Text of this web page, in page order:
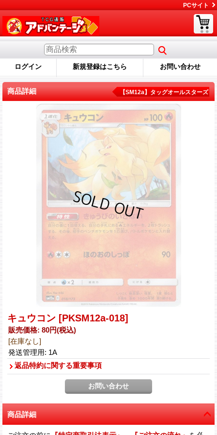
PCサイト
ログイン 新規登録はこちら お問い合わせ
商品詳細 【SM12a】タッグオールスターズ
キュウコン [PKSM12a-018]
販売価格: 80円(税込)
[在庫なし]
発送管理用: 1A
返品特約に関する重要事項
商品詳細